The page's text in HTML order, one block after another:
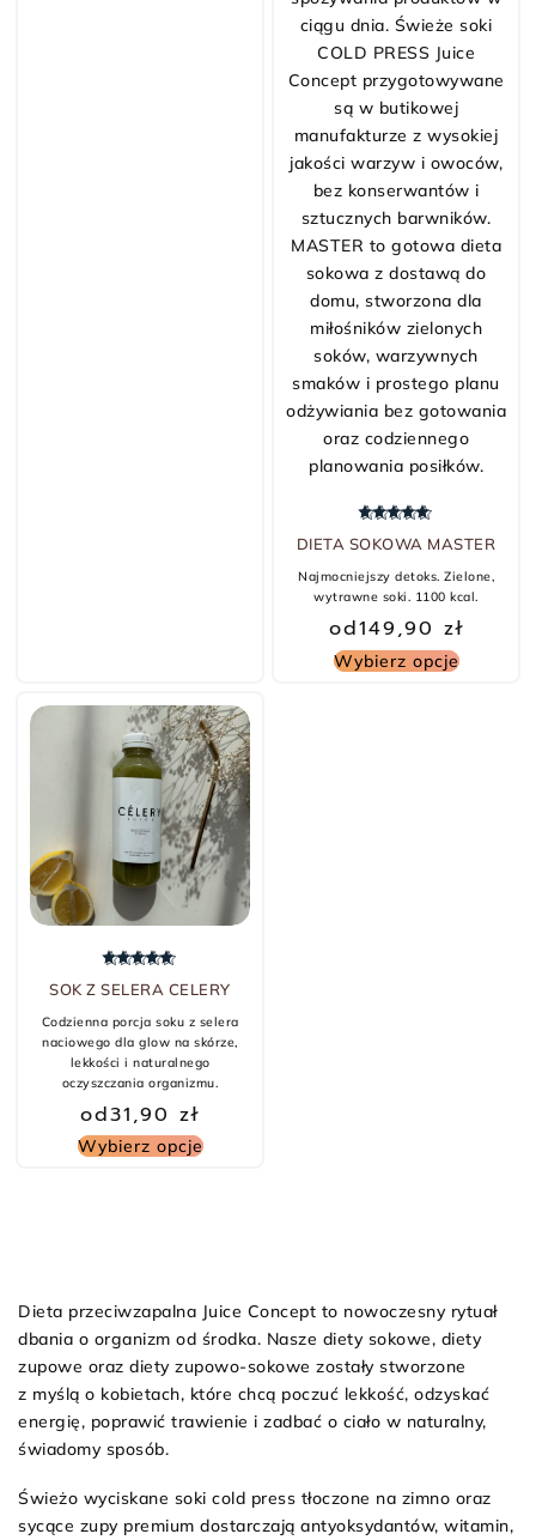
DIETA SOKOWA MASTER
Najmocniejszy detoks. Zielone,
wytrawne soki. 1100 kcal.
od149,90 zł
Wybierz opcje
SOK Z SELERA CELERY
Codzienna porcja soku z selera
naciowego dla glow na skórze,
lekkości i naturalnego
oczyszczania organizmu.
od31,90 zł
Wybierz opcje
Dieta przeciwzapalna Juice Concept to nowoczesny rytuał
dbania o organizm od środka. Nasze diety sokowe, diety
zupowe oraz diety zupowo-sokowe zostały stworzone
z myślą o kobietach, które chcą poczuć lekkość, odzyskać
energię, poprawić trawienie i zadbać o ciało w naturalny,
świadomy sposób.
Świeżo wyciskane soki cold press tłoczone na zimno oraz
sycące zupy premium dostarczają antyoksydantów, witamin,